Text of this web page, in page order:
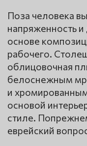
Поза человека
напряженность
основе
рабочего.
облицовочная
белоснежным
и
основой
стиле.
еврейский